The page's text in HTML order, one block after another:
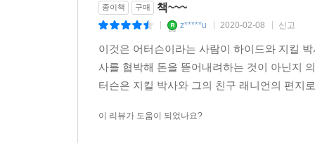
종이책 구매 책~~~
z*****u 2020-02-08 신고
이것은 어터슨이라는 사람이 하이드와 지킬
사를 협박해 돈을 뜯어내려하는 것이 아닌지
터슨은 지킬 박사와 그의 친구 래니언의 편지
이 리뷰가 도움이 되었나요?